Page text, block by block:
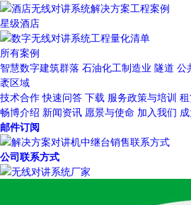
星级酒店
所有案例
智慧数字建筑群落 石油化工制造业 隧道 公
袤区域
技术合作 快速问答 下载 服务政策与培训
畅博介绍 新闻资讯 愿景与使命 加入我们
邮件订阅
公司联系方式